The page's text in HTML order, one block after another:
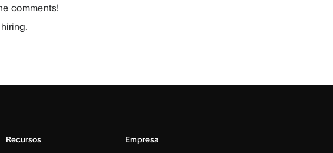
comments!
hiring.
Recursos Empresa